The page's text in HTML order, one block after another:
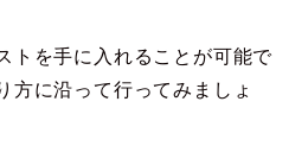
トを手に入れることが可能で
方に沿って行ってみましょ